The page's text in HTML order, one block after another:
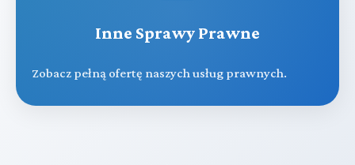
Inne Sprawy Prawne
Zobacz pełną ofertę naszych usług prawnych.